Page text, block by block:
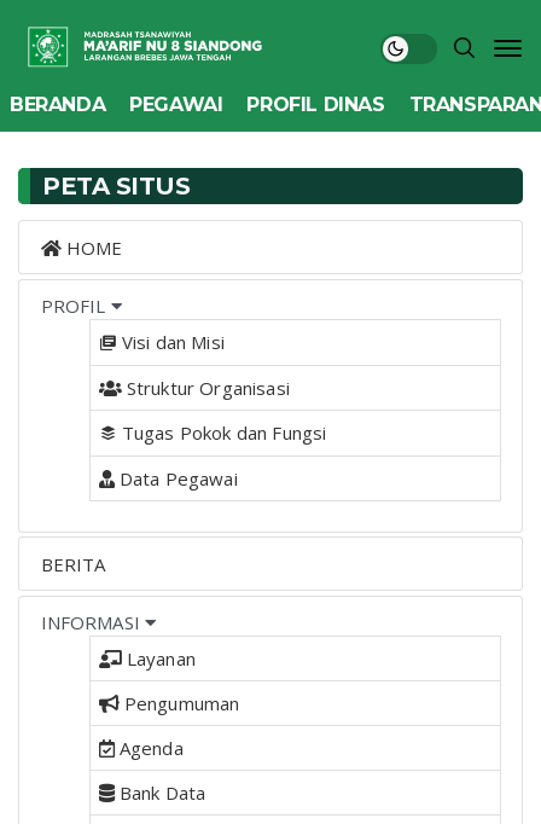
BERANDA PEGAWAI PROFIL DINAS
PETA SITUS
HOME
PROFIL
Visi dan Misi
Struktur Organisasi
Tugas Pokok dan Fungsi
Data Pegawai
BERITA
INFORMASI
Layanan
Pengumuman
Agenda
Bank Data